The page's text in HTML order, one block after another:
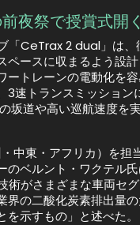
夜祭で授賞式開く
「CeTrax 2 dual」は、
ペースに収まるよう設
ートレーンの電動化を
3速トランスミッション
坂道や高い巡航速度を
・中東・アフリカ）を担
のベルント・ワクテル
術がさまざまな車両セ
界の二酸化炭素排出量
示すもの」と述べた。